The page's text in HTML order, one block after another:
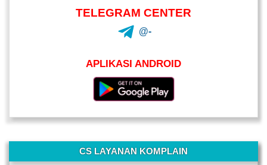
TELEGRAM CENTER
@-
APLIKASI ANDROID
CS LAYANAN KOMPLAIN